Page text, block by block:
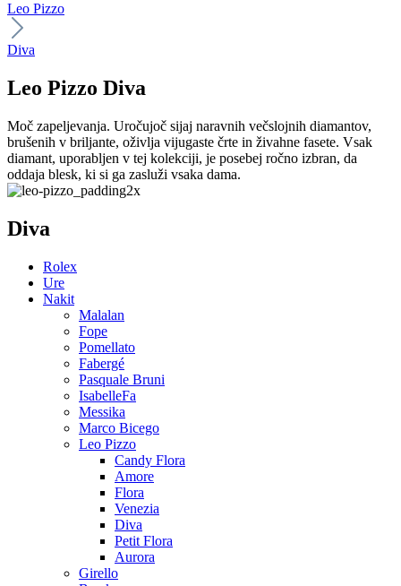
Leo Pizzo
Diva
Leo Pizzo Diva
Moč zapeljevanja. Uročujoč sijaj naravnih večslojnih diamantov,
brušenih v briljante, oživlja vijugaste črte in živahne fasete. Vsak
diamant, uporabljen v tej kolekciji, je posebej ročno izbran, da
oddaja blesk, ki si ga zasluži vsaka dama.
Diva
Rolex
Ure
Nakit
Malalan
Fope
Pomellato
Fabergé
Pasquale Bruni
IsabelleFa
Messika
Marco Bicego
Leo Pizzo
Candy Flora
Amore
Flora
Venezia
Diva
Petit Flora
Aurora
Girello